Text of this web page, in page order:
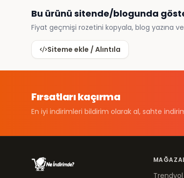
Bu ürünü sitende/blogunda
Fiyat geçmişi rozetini kopyala, blog yazına
Siteme ekle / Alıntıla
Fırsatları kaçırma
En iyi indirimleri bildirim olarak al, sahte
Trendyol